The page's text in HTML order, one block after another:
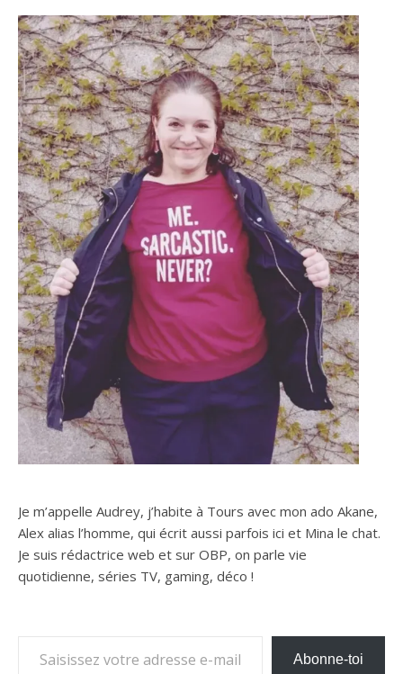
Je m’appelle Audrey, j’habite à Tours avec mon ado Akane,
Alex alias l’homme, qui écrit aussi parfois ici et Mina le chat.
Je suis rédactrice web et sur OBP, on parle vie
quotidienne, séries TV, gaming, déco !
Abonne-toi